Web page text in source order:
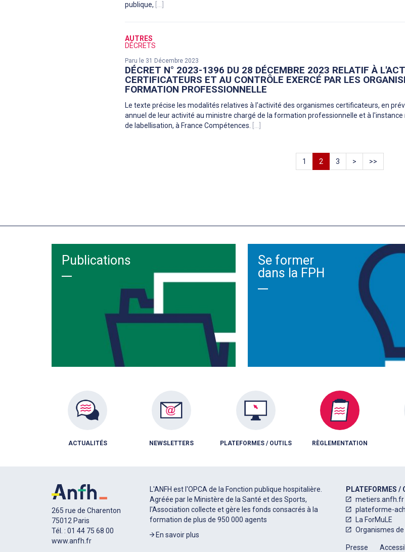
publique, [...]
AUTRES
DÉCRETS
Paru le 31 Décembre 2023
DÉCRET N° 2023-1396 DU 28 DÉCEMBRE 2023 RELATIF À
CERTIFICATEURS ET AU CONTRÔLE EXERCÉ PAR LES
FORMATION PROFESSIONNELLE
Le texte précise les modalités relatives à l'activité des organismes certificateurs, en
annuel de leur activité au ministre chargé de la formation professionnelle et à
de labellisation, à France Compétences. [...]
1 2 3 > >>
Publications
Se former
dans la FPH
ACTUALITÉS NEWSLETTERS PLATEFORMES / OUTILS RÈGLEMENTATION
265 rue de Charenton
75012 Paris
Tél. : 01 44 75 68 00
www.anfh.fr
L'ANFH est l'OPCA de la Fonction publique hospitalière.
Agréée par le Ministère de la Santé et des Sports,
l'Association collecte et gère les fonds consacrés à la
formation de plus de 950 000 agents
En savoir plus
PLATEFORMES /
metiers.anfh.fr
plateforme-
La ForMuLE
Organismes
Presse